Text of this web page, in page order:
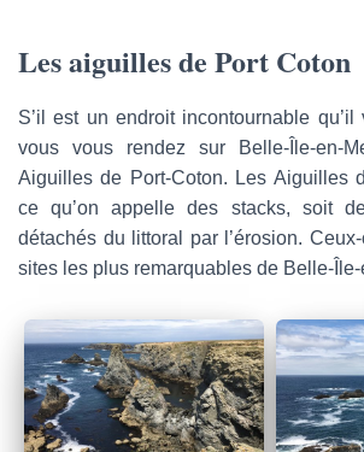
Les aiguilles de Port Coton
S’il est un endroit incontournable
vous vous rendez sur Belle-Île-en-
Aiguilles de Port-Coton. Les Aiguilles
ce qu’on appelle des stacks, soit
détachés du littoral par l’érosion.
sites les plus remarquables de Belle-Île-